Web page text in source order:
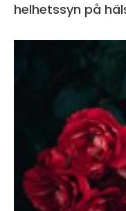
helhetssyn på